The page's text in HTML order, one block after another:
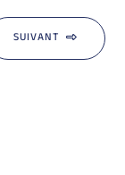
SUIVANT